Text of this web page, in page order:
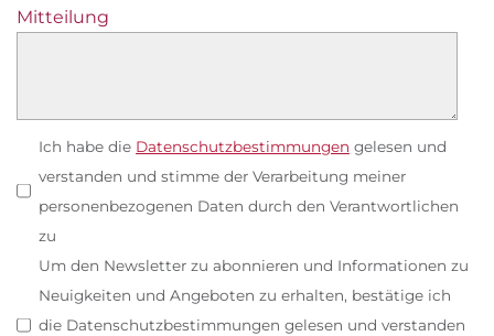
Mitteilung
Ich habe die Datenschutzbestimmungen gelesen und
verstanden und stimme der Verarbeitung meiner
personenbezogenen Daten durch den Verantwortlichen
zu
Um den Newsletter zu abonnieren und Informationen zu
Neuigkeiten und Angeboten zu erhalten, bestätige ich
die Datenschutzbestimmungen gelesen und verstanden